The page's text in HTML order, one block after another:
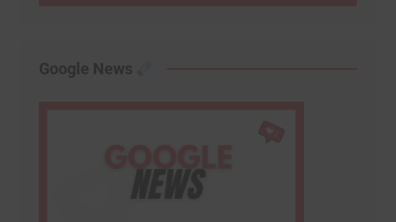
Google News